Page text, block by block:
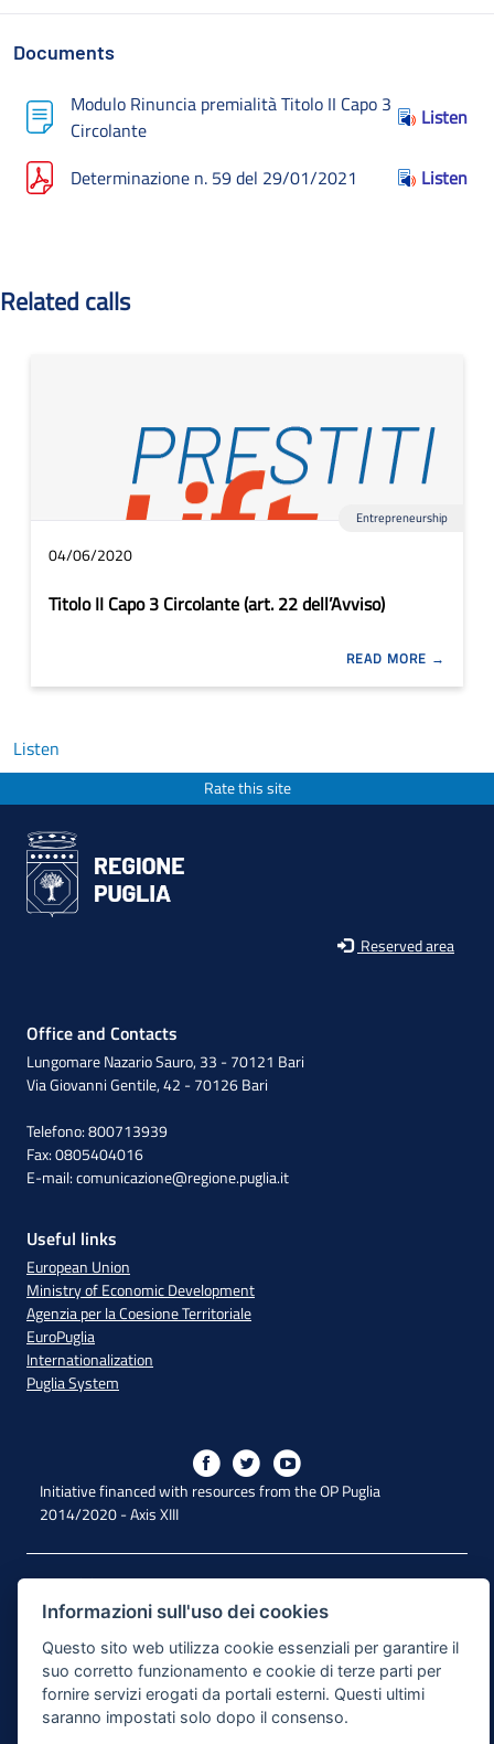
Documents
Modulo Rinuncia premialità Titolo II Capo 3
Circolante
Listen
Determinazione n. 59 del 29/01/2021 Listen
Related calls
Entrepreneurship
04/06/2020
Titolo II Capo 3 Circolante (art. 22 dell’Avviso)
READ MORE
Listen
Rate this site
Reserved area
Office and Contacts
Lungomare Nazario Sauro, 33 - 70121 Bari
Via Giovanni Gentile, 42 - 70126 Bari
Telefono: 800713939
Fax: 0805404016
E-mail:comunicazione@regione.puglia.it
Useful links
European Union
Ministry of Economic Development
Agenzia per la Coesione Territoriale
EuroPuglia
Internationalization
Puglia System
Initiative financed with resources from the OP Puglia
2014/2020 - Axis XIII
Accessibility
Legal Note
Privacy Policy
Responsible for the content publishing process
Informazioni sull'uso dei cookies
Questo sito web utilizza cookie essenziali per garantire il
suo corretto funzionamento e cookie di terze parti per
fornire servizi erogati da portali esterni. Questi ultimi
saranno impostati solo dopo il consenso.